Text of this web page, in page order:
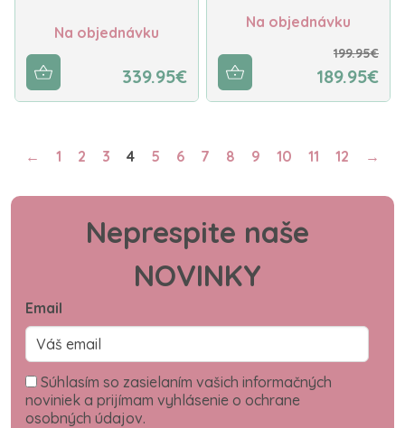
Na objednávku
339.95€
Na objednávku
199.95€
189.95€
← 1 2 3 4 5 6 7 8 9 10 11 12 →
Neprespite naše
NOVINKY
Email
Súhlasím so zasielaním vašich informačných
noviniek a prijímam vyhlásenie o ochrane
osobných údajov.